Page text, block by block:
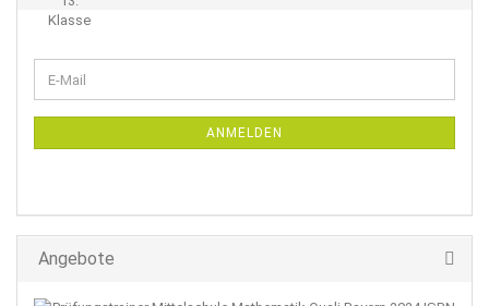
ZUR
E-
Mail
ANMELDEN
Angebote